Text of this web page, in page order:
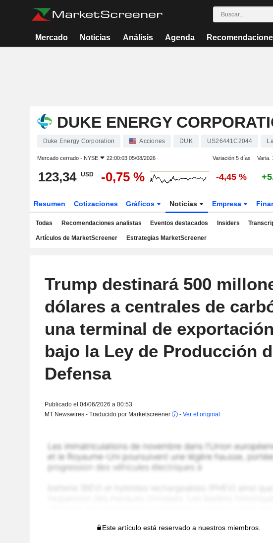
Mercado Noticias Análisis Agenda
DUKE ENERGY
Duke Energy Corporation Acciones DUK US26441C2044
Mercado cerrado - NYSE 22:00:03 05/08/2026 Variación 5 días Varia.
123,34 USD -0,75 % -4,45 %
Resumen Cotizaciones Gráficos Noticias Empresa
Todas Recomendaciones analistas Eventos destacados Insiders
Artículos de MarketScreener Estrategias MarketScreener
Trump destinará 500
dólares a centrales de
una terminal de exportación
bajo la Ley de Producción
Defensa
Publicado el 04/06/2026 a 00:53
MT Newswires - Traducido por Marketscreener
- Ver el original
Este artículo está reservado a nuestros miembros.